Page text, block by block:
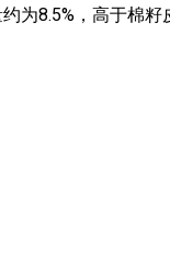
为8.5%，高于棉